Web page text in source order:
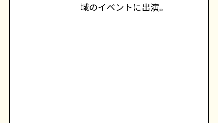
域のイベントに出演。